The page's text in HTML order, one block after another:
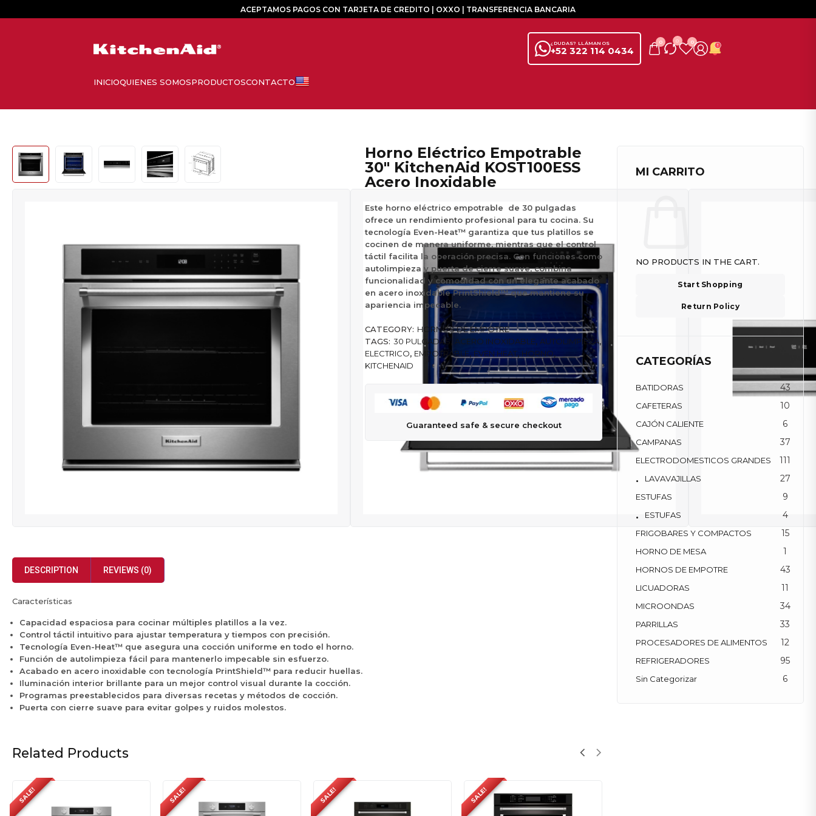
ACEPTAMOS PAGOS CON TARJETA DE CREDITO | OXXO | TRANSFERENCIA BANCARIA
+52 322 114 0434
¿DUDAS? LLÁMANOS 0 0 0
Horno Eléctrico Empotrable
30″ KitchenAid KOST100ESS
Acero Inoxidable
Este horno eléctrico empotrable de 30 pulgadas
ofrece un rendimiento profesional para tu cocina. Su
tecnología Even-Heat™ garantiza que tus platillos se
cocinen de manera uniforme, mientras que el control
táctil facilita la operación precisa. Con funciones como
autolimpieza y puerta de cierre suave, combina
funcionalidad y comodidad con un elegante acabado
en acero inoxidable PrintShield™ que mantiene su
apariencia impecable.
CATEGORY: HORNOS DE EMPOTRE
TAGS: 30 PULGADAS ACERO INOXIDABLE, AUTOLIMPIEZA,
ELECTRICO, EMPOTRABLE, EVEN HEAT, HORNO,
KITCHENAID
Guaranteed safe & secure checkout
DESCRIPTION REVIEWS (0)
Características
Capacidad espaciosa para cocinar múltiples platillos a la vez.
Control táctil intuitivo para ajustar temperatura y tiempos con precisión.
Tecnología Even-Heat™ que asegura una cocción uniforme en todo el horno.
Función de autolimpieza fácil para mantenerlo impecable sin esfuerzo.
Acabado en acero inoxidable con tecnología PrintShield™ para reducir huellas.
Iluminación interior brillante para un mejor control visual durante la cocción.
Programas preestablecidos para diversas recetas y métodos de cocción.
Puerta con cierre suave para evitar golpes y ruidos molestos.
Related Products
MI CARRITO
NO PRODUCTS IN THE CART.
Start Shopping
Return Policy
CATEGORÍAS
BATIDORAS 43
CAFETERAS 10
CAJÓN CALIENTE 6
CAMPANAS 37
ELECTRODOMESTICOS GRANDES 111
LAVAVAJILLAS 27
ESTUFAS 9
ESTUFAS 4
FRIGOBARES Y COMPACTOS 15
HORNO DE MESA 1
HORNOS DE EMPOTRE 43
LICUADORAS 11
MICROONDAS 34
PARRILLAS 33
PROCESADORES DE ALIMENTOS 12
REFRIGERADORES 95
Sin Categorizar 6